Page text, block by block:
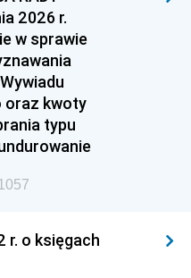
1939
1936
1927
2026 r.
w sprawie
oraz kwoty
typu
r. o księgach